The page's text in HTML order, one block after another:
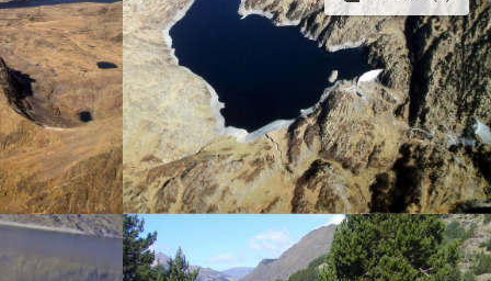
EN
FR